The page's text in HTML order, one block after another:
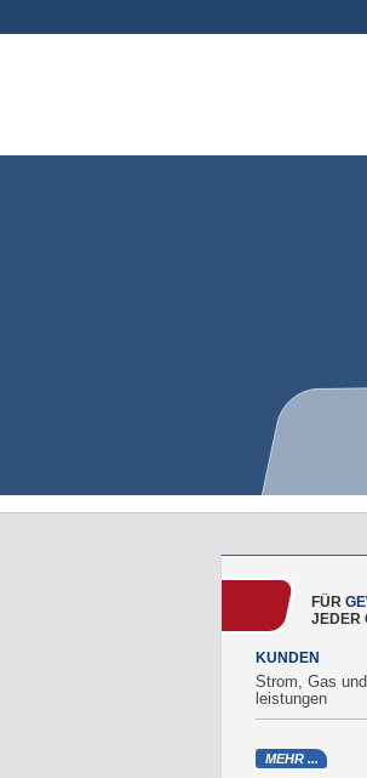
FÜR
JEDER
KUNDEN
Strom, Gas
leistungen
MEHR ...